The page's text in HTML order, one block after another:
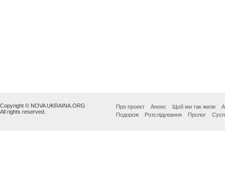
Copyright © NOVA UKRAINA.ORG
All rights reserved.
Про проект Анонс Щоб ми так жили
Подорож
Розслідування Пролог